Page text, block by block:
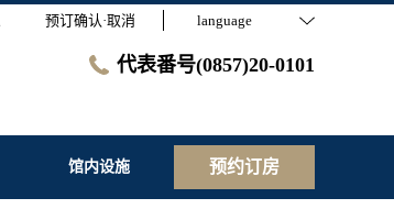
预订确认·取消 language
代表番号(0857)20-0101
馆内设施 预约订房